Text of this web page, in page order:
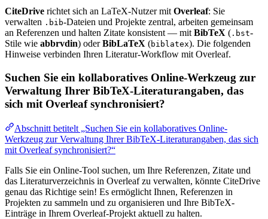
CiteDrive richtet sich an LaTeX-Nutzer mit Overleaf: Sie
verwalten .bib-Dateien und Projekte zentral, arbeiten gemeinsam
an Referenzen und halten Zitate konsistent — mit BibTeX ( .bst-
Stile wie abbrvdin) oderBibLaTeX (biblatex). Die folgenden
Hinweise verbinden Ihren Literatur-Workflow mit Overleaf.
Suchen Sie ein kollaboratives Online-Werkzeug zur
Verwaltung Ihrer BibTeX-Literaturangaben, das
sich mit Overleaf synchronisiert?
Abschnitt betitelt „Suchen Sie ein kollaboratives Online-
Werkzeug zur Verwaltung Ihrer BibTeX-Literaturangaben, das sich
mit Overleaf synchronisiert?“
Falls Sie ein Online-Tool suchen, um Ihre Referenzen, Zitate und
das Literaturverzeichnis in Overleaf zu verwalten, könnte CiteDrive
genau das Richtige sein! Es ermöglicht Ihnen, Referenzen in
Projekten zu sammeln und zu organisieren und Ihre BibTeX-
Einträge in Ihrem Overleaf-Projekt aktuell zu halten.